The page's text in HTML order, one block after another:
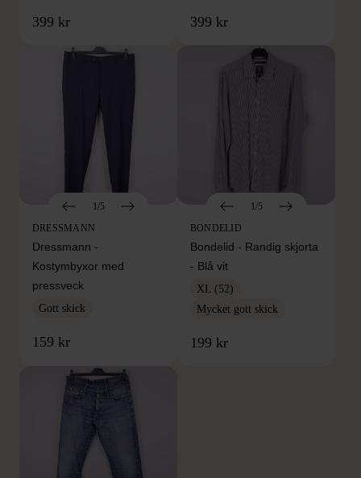
399 kr 399 kr
1/5
DRESSMANN
Dressmann -
Kostymbyxor med
pressveck
Gott skick
159 kr
1/5
BONDELID
Bondelid - Randig skjorta
- Blå vit
XL (52)
Mycket gott skick
199 kr